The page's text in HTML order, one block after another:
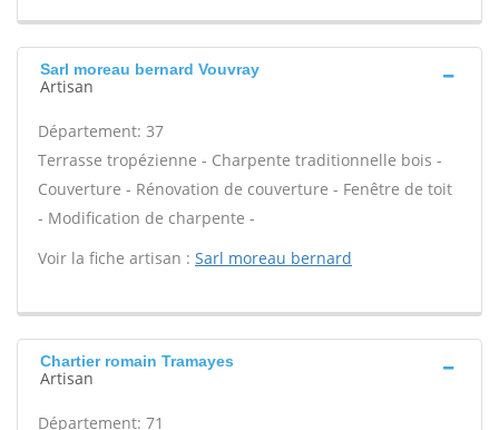
Sarl moreau bernard Vouvray
Artisan
Département: 37
Terrasse tropézienne - Charpente traditionnelle bois -
Couverture - Rénovation de couverture - Fenêtre de toit
- Modification de charpente -
Voir la fiche artisan : Sarl moreau bernard
Chartier romain Tramayes
Artisan
Département: 71